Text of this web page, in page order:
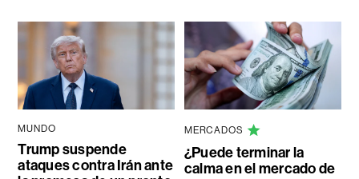
MUNDO
Trump suspende
ataques contra Irán ante
MERCADOS
¿Puede terminar la
calma en el mercado de